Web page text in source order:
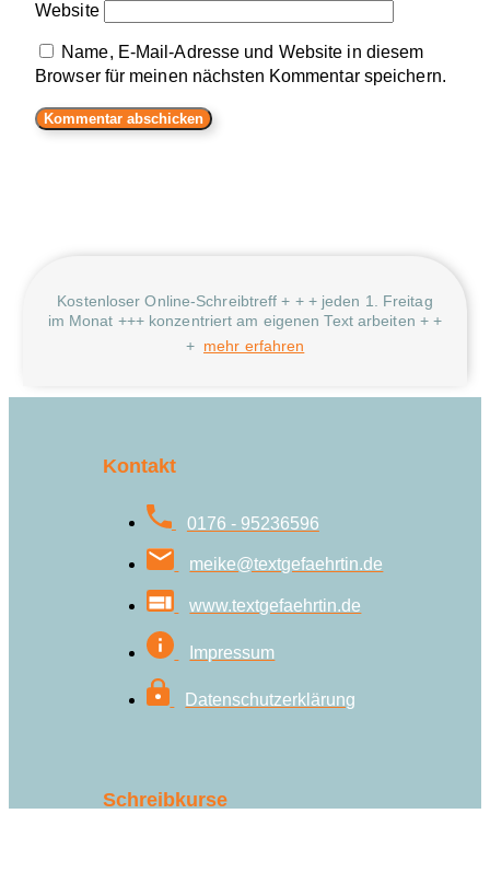
Website
Name, E-Mail-Adresse und Website in diesem
Browser für meinen nächsten Kommentar speichern.
Kostenloser Online-Schreibtreff + + + jeden 1. Freitag
im Monat +++ konzentriert am eigenen Text arbeiten + +
+ mehr erfahren
Kontakt
0176 - 95236596
meike@textgefaehrtin.de
www.textgefaehrtin.de
Impressum
Datenschutzerklärung
Schreibkurse